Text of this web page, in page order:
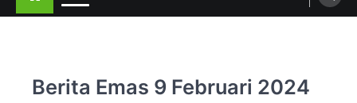
Berita Emas 9 Februari 2024